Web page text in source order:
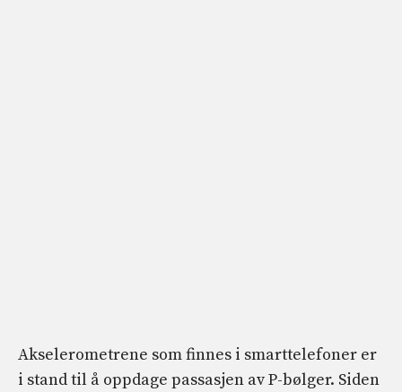
Akselerometrene som finnes i smarttelefoner er
i stand til å oppdage passasjen av P-bølger. Siden